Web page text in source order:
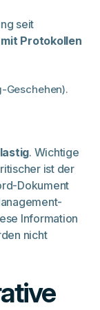
seit
Protokollen
Geschehen).
. Wichtige
ist der
Dokument
Information
nicht